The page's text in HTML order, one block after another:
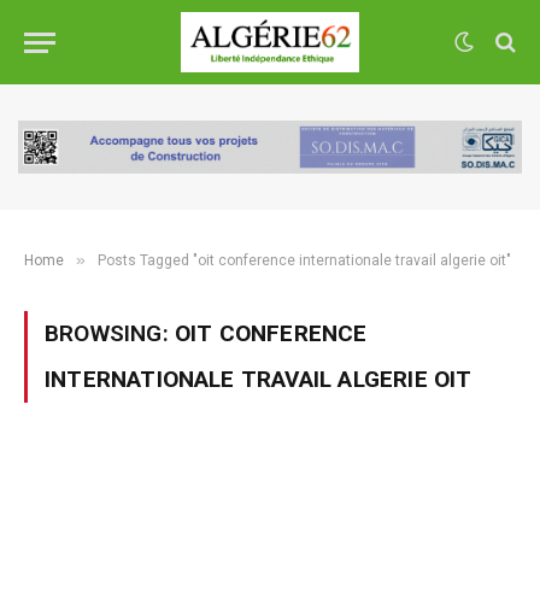
Home » Posts Tagged "oit conference internationale travail algerie oit"
BROWSING: OIT CONFERENCE
INTERNATIONALE TRAVAIL ALGERIE OIT